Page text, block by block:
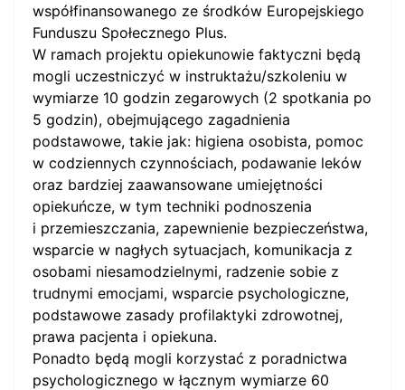
współfinansowanego ze środków Europejskiego
Funduszu Społecznego Plus.
W ramach projektu opiekunowie faktyczni będą
mogli uczestniczyć w instruktażu/szkoleniu w
wymiarze 10 godzin zegarowych (2 spotkania po
5 godzin), obejmującego zagadnienia
podstawowe, takie jak: higiena osobista, pomoc
w codziennych czynnościach, podawanie leków
oraz bardziej zaawansowane umiejętności
opiekuńcze, w tym techniki podnoszenia
i przemieszczania, zapewnienie bezpieczeństwa,
wsparcie w nagłych sytuacjach, komunikacja z
osobami niesamodzielnymi, radzenie sobie z
trudnymi emocjami, wsparcie psychologiczne,
podstawowe zasady profilaktyki zdrowotnej,
prawa pacjenta i opiekuna.
Ponadto będą mogli korzystać z poradnictwa
psychologicznego w łącznym wymiarze 60